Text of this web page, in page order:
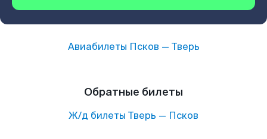
Авиабилеты Псков — Тверь
Обратные билеты
Ж/д билеты Тверь — Псков